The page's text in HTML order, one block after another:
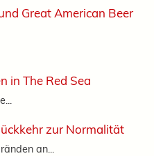
Great American Beer
in The Red Sea
zur Normalität
an...